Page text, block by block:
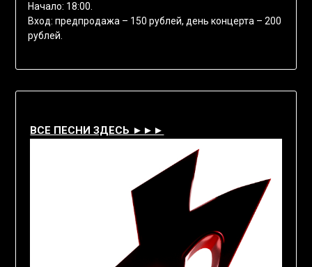
Начало: 18:00.
Вход: предпродажа – 150 рублей, день концерта – 200
рублей.
ВСЕ ПЕСНИ ЗДЕСЬ ►►►